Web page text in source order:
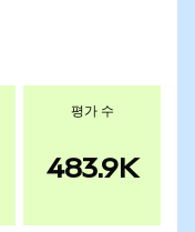
평가 수
483.9K